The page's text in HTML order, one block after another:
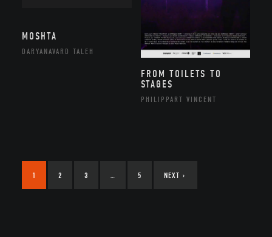
MOSHTA
DARYANAVARD TALEH
FROM TOILETS TO
STAGES
PHILIPPART VINCENT
1 2 3 5 NEXT ›